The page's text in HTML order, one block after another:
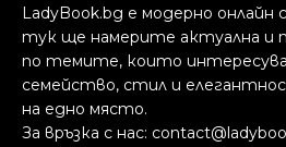
LadyBook.bg е модерно онлайн
тук ще намерите актуална и
по темите, които
семейство, стил и
на едно място.
За връзка с нас: